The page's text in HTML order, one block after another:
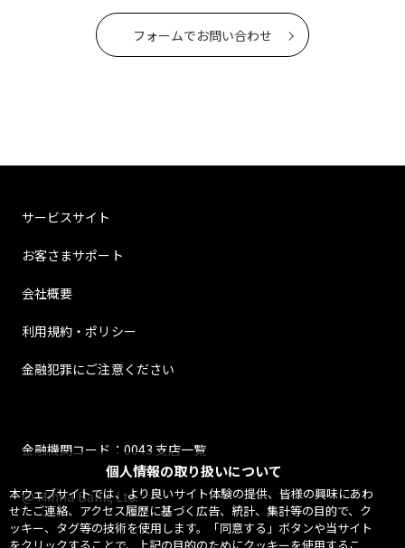
個人情報の取り扱いについて
本ウェブサイトでは、より良いサイト体験の提供、皆様の興味にあわ
せたご連絡、アクセス履歴に基づく広告、統計、集計等の目的で、ク
ッキー、タグ等の技術を使用します。「同意する」ボタンや当サイト
フォームでお問い合わせ
サービスサイト
お客さまサポート
会社概要
利用規約・ポリシー
金融犯罪にご注意ください
金融機関コード：0043 支店一覧
@ Minna Bank, Ltd.